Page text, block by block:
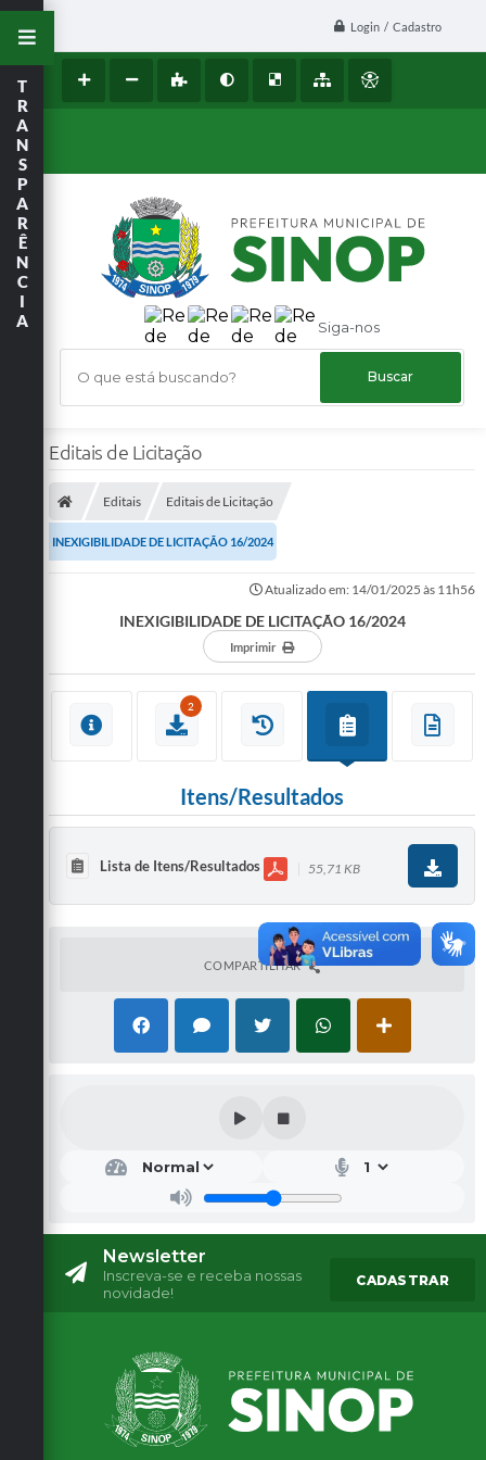
Login / Cadastro
Siga-nos
O que está buscando?
T
R
A
N
S
P
A
R
Ê
N
C
I
A
Editais de Licitação
Editais Editais de Licitação
INEXIGIBILIDADE DE LICITAÇÃO 16/2024
Atualizado em: 14/01/2025 às 11h56
INEXIGIBILIDADE DE LICITAÇÃO 16/2024
Imprimir
2
Itens/Resultados
Lista de Itens/Resultados 55,71 KB
COMPARTILHAR
Newsletter
Inscreva-se e receba nossas
novidade!
CADASTRAR